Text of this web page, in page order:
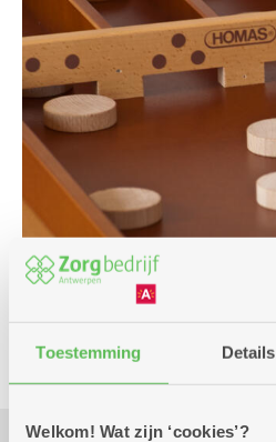
Toestemming Details
Welkom! Wat zijn ‘cookies’?